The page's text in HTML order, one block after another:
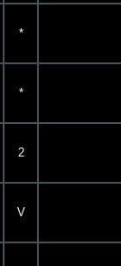
*
*
2
V